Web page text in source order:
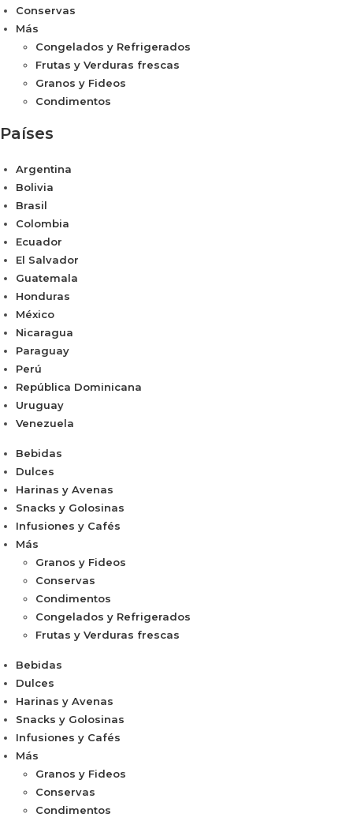
Conservas
Más
Congelados y Refrigerados
Frutas y Verduras frescas
Granos y Fideos
Condimentos
Países
Argentina
Bolivia
Brasil
Colombia
Ecuador
El Salvador
Guatemala
Honduras
México
Nicaragua
Paraguay
Perú
República Dominicana
Uruguay
Venezuela
Bebidas
Dulces
Harinas y Avenas
Snacks y Golosinas
Infusiones y Cafés
Más
Granos y Fideos
Conservas
Condimentos
Congelados y Refrigerados
Frutas y Verduras frescas
Bebidas
Dulces
Harinas y Avenas
Snacks y Golosinas
Infusiones y Cafés
Más
Granos y Fideos
Conservas
Condimentos